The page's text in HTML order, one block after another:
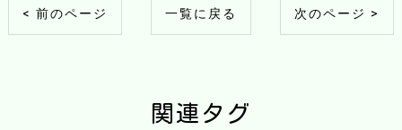
< 前のページ 一覧に戻る 次のページ >
関連タグ